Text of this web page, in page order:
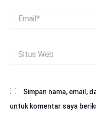
Web
Simpan nama, email,
untuk komentar saya